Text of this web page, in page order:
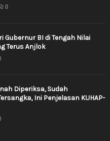
0
Gubernur BI di Tengah Nilai
Terus Anjlok
Diperiksa, Sudah
Ini Penjelasan KUHAP-